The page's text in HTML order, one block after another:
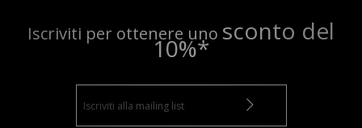
Iscriviti per ottenere uno sconto del
10%*